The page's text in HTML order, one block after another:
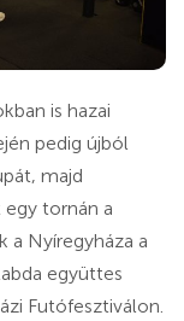
is hazai
pedig újból
majd
egy tornán a
a Nyíregyháza a
együttes
Futófesztiválon.